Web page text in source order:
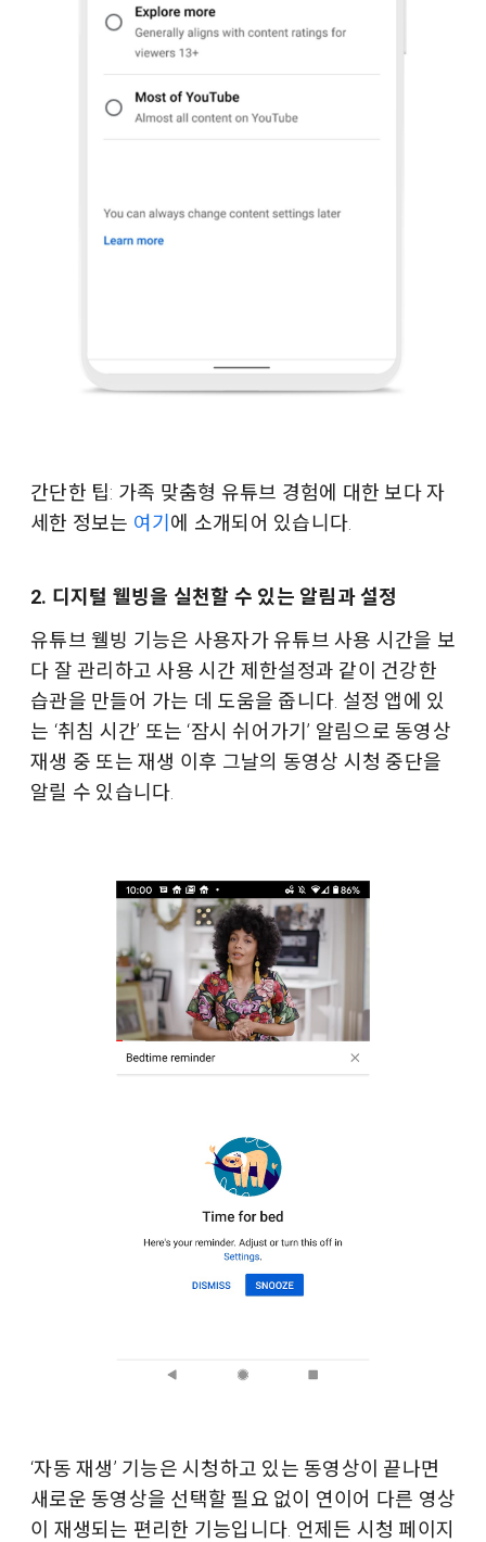
간단한 팁: 가족 맞춤형 유튜브 경험에 대한 보다 자
세한 정보는 여기 에 소개되어 있습니다.
2. 디지털 웰빙을 실천할 수 있는 알림과 설정
유튜브 웰빙 기능은 사용자가 유튜브 사용 시간을 보
다 잘 관리하고 사용 시간 제한설정과 같이 건강한
습관을 만들어 가는 데 도움을 줍니다. 설정 앱에 있
는 ‘취침 시간’ 또는 ‘잠시 쉬어가기’ 알림으로 동영상
재생 중 또는 재생 이후 그날의 동영상 시청 중단을
알릴 수 있습니다.
‘자동 재생’ 기능은 시청하고 있는 동영상이 끝나면
새로운 동영상을 선택할 필요 없이 연이어 다른 영상
이 재생되는 편리한 기능입니다. 언제든 시청 페이지